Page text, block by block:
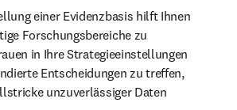
einer Evidenzbasis hilft Ihnen
Forschungsbereiche zu
in Ihre Strategieeinstellungen
Entscheidungen zu treffen,
unzuverlässiger Daten